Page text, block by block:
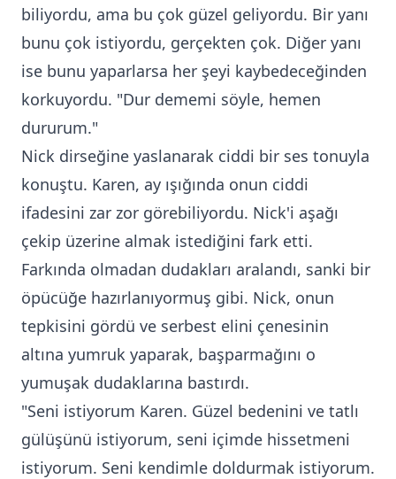
biliyordu, ama bu çok güzel geliyordu. Bir yanı
bunu çok istiyordu, gerçekten çok. Diğer yanı
ise bunu yaparlarsa her şeyi kaybedeceğinden
korkuyordu. "Dur dememi söyle, hemen
dururum."
Nick dirseğine yaslanarak ciddi bir ses tonuyla
konuştu. Karen, ay ışığında onun ciddi
ifadesini zar zor görebiliyordu. Nick'i aşağı
çekip üzerine almak istediğini fark etti.
Farkında olmadan dudakları aralandı, sanki bir
öpücüğe hazırlanıyormuş gibi. Nick, onun
tepkisini gördü ve serbest elini çenesinin
altına yumruk yaparak, başparmağını o
yumuşak dudaklarına bastırdı.
"Seni istiyorum Karen. Güzel bedenini ve tatlı
gülüşünü istiyorum, seni içimde hissetmeni
istiyorum. Seni kendimle doldurmak istiyorum.